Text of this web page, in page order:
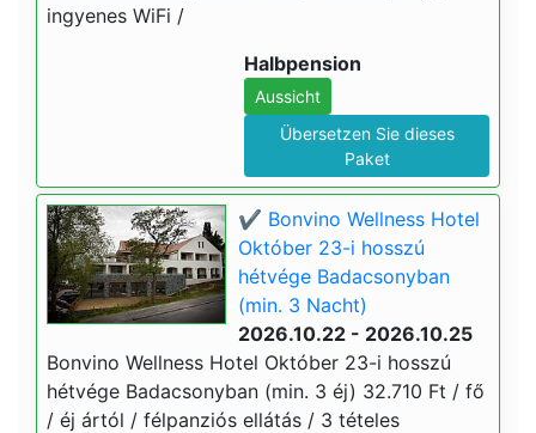
ingyenes WiFi /
Halbpension
Aussicht
Übersetzen Sie dieses
Paket
✔️ Bonvino Wellness Hotel
Október 23-i hosszú
hétvége Badacsonyban
(min. 3 Nacht)
2026.10.22 - 2026.10.25
Bonvino Wellness Hotel Október 23-i hosszú
hétvége Badacsonyban (min. 3 éj) 32.710 Ft / fő
/ éj ártól / félpanziós ellátás / 3 tételes